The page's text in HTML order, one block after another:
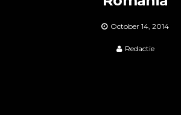
October 14, 2014
Redactie